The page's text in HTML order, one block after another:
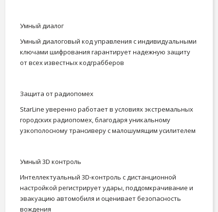
Умный диалог
Умный диалоговый код управления c индивидуальными
ключами шифрования гарантирует надежную защиту
от всех известных кодграбберов
Защита от радиопомех
StarLine уверенно работает в условиях экстремальных
городских радиопомех, благодаря уникальному
узкополосному трансиверу с малошумящим усилителем
Умный 3D контроль
Интеллектуальный 3D-контроль с дистанционной
настройкой регистрирует удары, поддомкрачивание и
эвакуацию автомобиля и оценивает безопасность
вождения